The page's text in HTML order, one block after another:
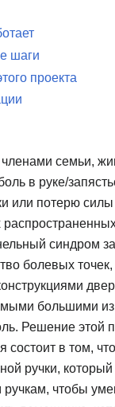
шаги
проекта
семьи,
в руке/
или потерю силы
синдром
болевых
большими
Решение этой
состоит в том,
ручки,
чтобы